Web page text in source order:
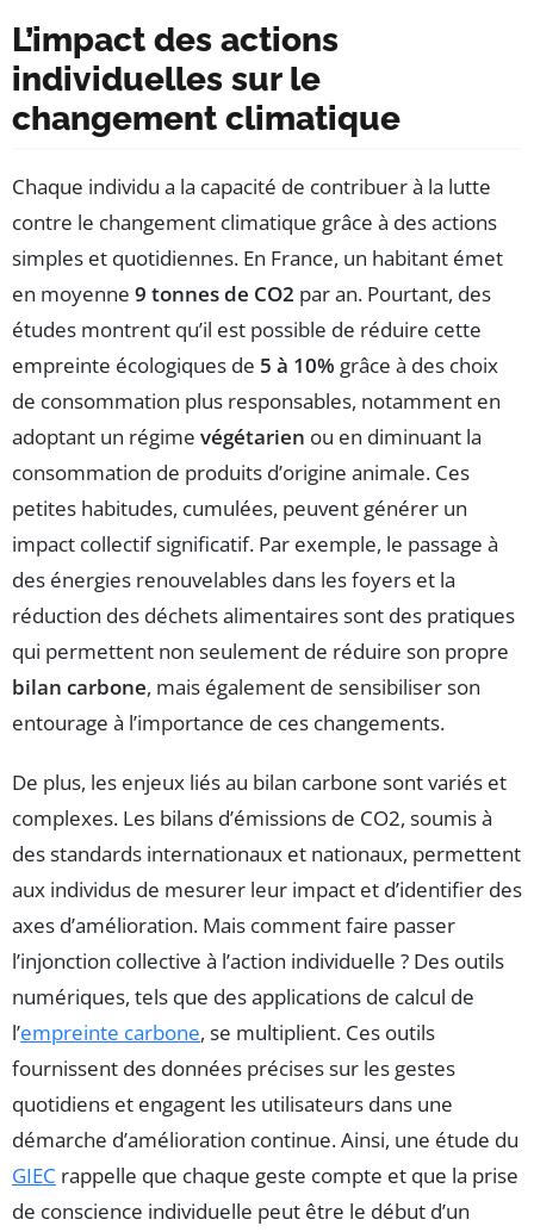
L’impact des actions
individuelles sur le
changement climatique
Chaque individu a la capacité de contribuer à la lutte
contre le changement climatique grâce à des actions
simples et quotidiennes. En France, un habitant émet
en moyenne 9 tonnes de CO2 par an. Pourtant, des
études montrent qu’il est possible de réduire cette
empreinte écologiques de 5 à 10% grâce à des choix
de consommation plus responsables, notamment en
adoptant un régime végétarien ou en diminuant la
consommation de produits d’origine animale. Ces
petites habitudes, cumulées, peuvent générer un
impact collectif significatif. Par exemple, le passage à
des énergies renouvelables dans les foyers et la
réduction des déchets alimentaires sont des pratiques
qui permettent non seulement de réduire son propre
bilan carbone, mais également de sensibiliser son
entourage à l’importance de ces changements.
De plus, les enjeux liés au bilan carbone sont variés et
complexes. Les bilans d’émissions de CO2, soumis à
des standards internationaux et nationaux, permettent
aux individus de mesurer leur impact et d’identifier des
axes d’amélioration. Mais comment faire passer
l’injonction collective à l’action individuelle ? Des outils
numériques, tels que des applications de calcul de
l’empreinte carbone, se multiplient. Ces outils
fournissent des données précises sur les gestes
quotidiens et engagent les utilisateurs dans une
démarche d’amélioration continue. Ainsi, une étude du
GIEC rappelle que chaque geste compte et que la prise
de conscience individuelle peut être le début d’un